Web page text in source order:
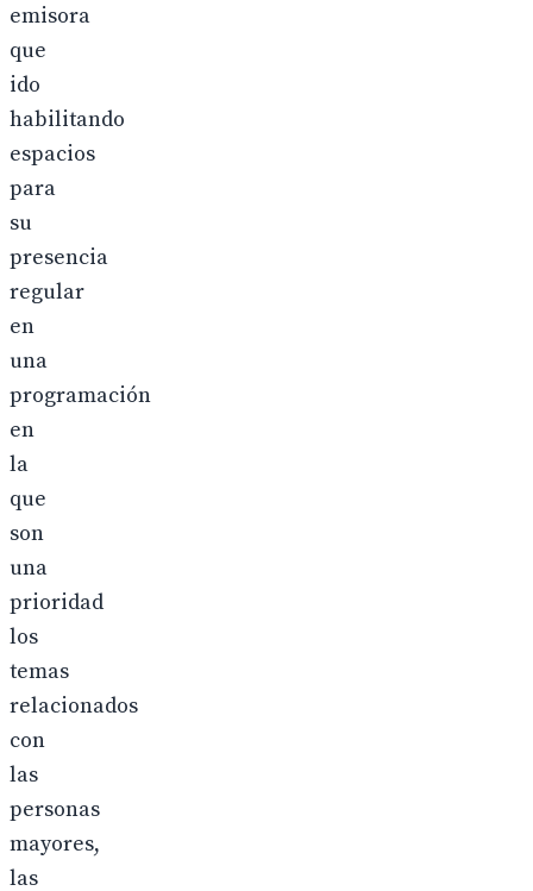
emisora
que
ido
habilitando
espacios
para
su
presencia
regular
en
una
programación
en
la
que
son
una
prioridad
los
temas
relacionados
con
las
personas
mayores,
las